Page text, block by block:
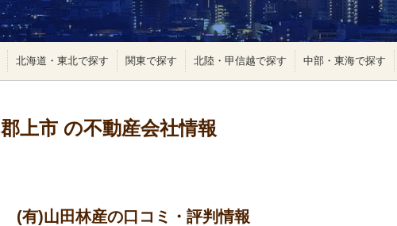
北海道・東北で探す 関東で探す 北陸・甲信越で探す 中部・東海で探す
郡上市 の不動産会社情報
(有)山田林産の口コミ・評判情報